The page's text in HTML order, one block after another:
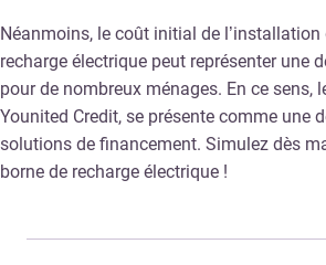
Néanmoins, le coût initial de l’installation
recharge électrique peut représenter une
pour de nombreux ménages. En ce sens,
Younited Credit, se présente comme une
solutions de financement. Simulez dès
borne de recharge électrique !